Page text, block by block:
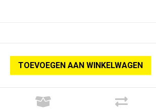
TOEVOEGEN AAN WINKELWAGEN
 